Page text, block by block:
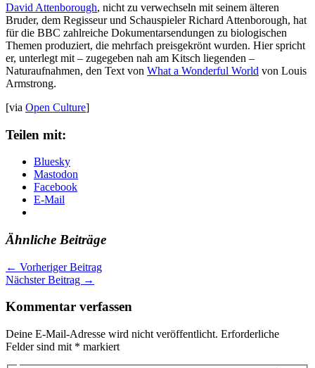
David Attenborough, nicht zu verwechseln mit seinem älteren
Bruder, dem Regisseur und Schauspieler Richard Attenborough, hat
für die BBC zahlreiche Dokumentarsendungen zu biologischen
Themen produziert, die mehrfach preisgekrönt wurden. Hier spricht
er, unterlegt mit – zugegeben nah am Kitsch liegenden –
Naturaufnahmen, den Text von What a Wonderful World von Louis
Armstrong.
[via Open Culture]
Teilen mit:
Bluesky
Mastodon
Facebook
E-Mail
Ähnliche Beiträge
← Vorheriger Beitrag
Nächster Beitrag →
Kommentar verfassen
Deine E-Mail-Adresse wird nicht veröffentlicht. Erforderliche
Felder sind mit * markiert